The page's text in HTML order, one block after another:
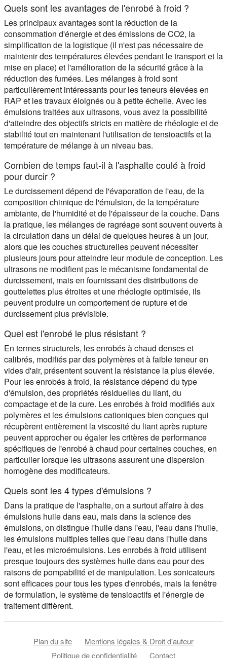
Quels sont les avantages de l'enrobé à froid ?
Les principaux avantages sont la réduction de la
consommation d'énergie et des émissions de CO2, la
simplification de la logistique (il n'est pas nécessaire de
maintenir des températures élevées pendant le transport et la
mise en place) et l'amélioration de la sécurité grâce à la
réduction des fumées. Les mélanges à froid sont
particulièrement intéressants pour les teneurs élevées en
RAP et les travaux éloignés ou à petite échelle. Avec les
émulsions traitées aux ultrasons, vous avez la possibilité
d'atteindre des objectifs stricts en matière de rhéologie et de
stabilité tout en maintenant l'utilisation de tensioactifs et la
température de mélange à un niveau bas.
Combien de temps faut-il à l'asphalte coulé à froid
pour durcir ?
Le durcissement dépend de l'évaporation de l'eau, de la
composition chimique de l'émulsion, de la température
ambiante, de l'humidité et de l'épaisseur de la couche. Dans
la pratique, les mélanges de ragréage sont souvent ouverts à
la circulation dans un délai de quelques heures à un jour,
alors que les couches structurelles peuvent nécessiter
plusieurs jours pour atteindre leur module de conception. Les
ultrasons ne modifient pas le mécanisme fondamental de
durcissement, mais en fournissant des distributions de
gouttelettes plus étroites et une rhéologie optimisée, ils
peuvent produire un comportement de rupture et de
durcissement plus prévisible.
Quel est l'enrobé le plus résistant ?
En termes structurels, les enrobés à chaud denses et
calibrés, modifiés par des polymères et à faible teneur en
vides d'air, présentent souvent la résistance la plus élevée.
Pour les enrobés à froid, la résistance dépend du type
d'émulsion, des propriétés résiduelles du liant, du
compactage et de la cure. Les enrobés à froid modifiés aux
polymères et les émulsions cationiques bien conçues qui
récupèrent entièrement la viscosité du liant après rupture
peuvent approcher ou égaler les critères de performance
spécifiques de l'enrobé à chaud pour certaines couches, en
particulier lorsque les ultrasons assurent une dispersion
homogène des modificateurs.
Quels sont les 4 types d'émulsions ?
Dans la pratique de l'asphalte, on a surtout affaire à des
émulsions huile dans eau, mais dans la science des
émulsions, on distingue l'huile dans l'eau, l'eau dans l'huile,
les émulsions multiples telles que l'eau dans l'huile dans
l'eau, et les microémulsions. Les enrobés à froid utilisent
presque toujours des systèmes huile dans eau pour des
raisons de pompabilité et de manipulation. Les sonicateurs
sont efficaces pour tous les types d'enrobés, mais la fenêtre
de formulation, le système de tensioactifs et l'énergie de
traitement diffèrent.
Plan du site
Mentions légales & Droit d'auteur
Politique de confidentialité
Contact